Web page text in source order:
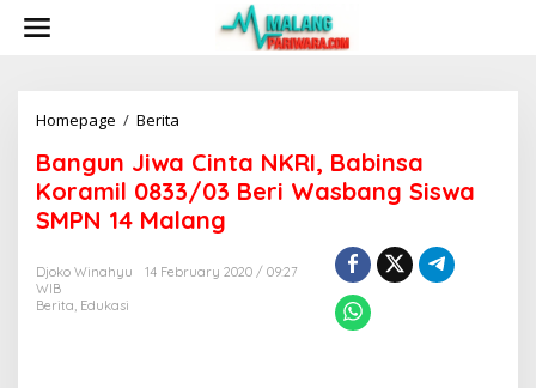
Homepage / Berita
n
g
u
n
i
Bangun Jiwa Cinta NKRI, Babinsa
Koramil 0833/03 Beri Wasbang Siswa
SMPN 14 Malang
Djoko Winahyu
14 February 2020 / 09:27
WIB
Berita, Edukasi